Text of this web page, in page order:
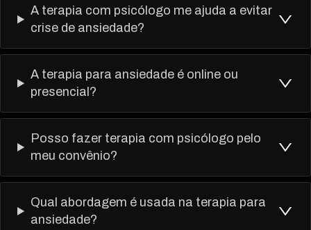
A terapia com psicólogo me ajuda a evitar
crise de ansiedade?
A terapia para ansiedade é online ou
presencial?
Posso fazer terapia com psicólogo pelo
meu convênio?
Qual abordagem é usada na terapia para
ansiedade?